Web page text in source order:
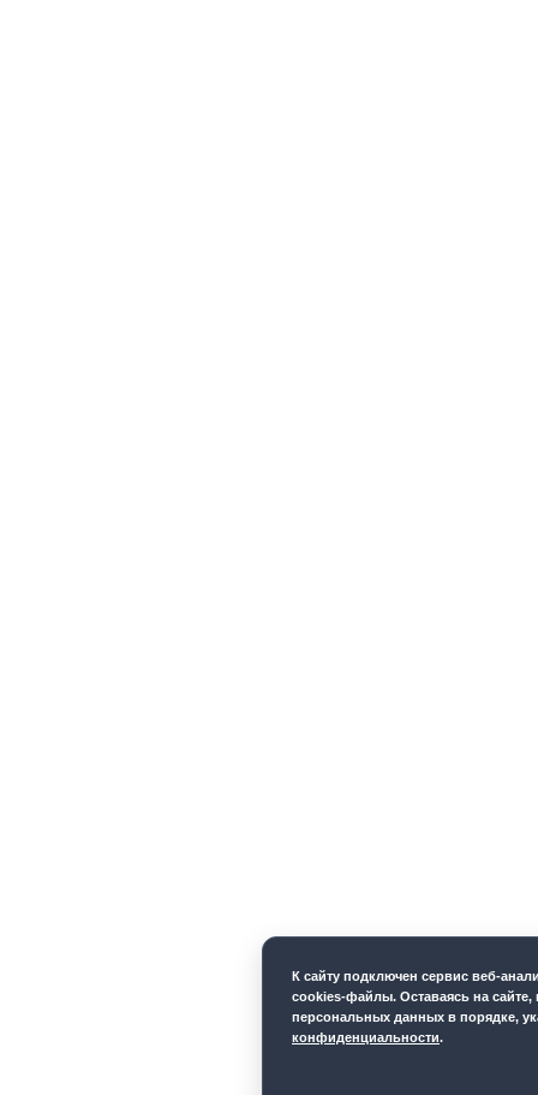
К cайту подключен сервис веб-
cookies-файлы. Оставаясь на сайте,
персональных данных в порядке,
конфиденциальности.